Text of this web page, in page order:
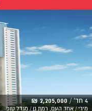
4 חד' / 2,205,000 ₪
מידי / אחד העם, רמת גן / מגדל טופ